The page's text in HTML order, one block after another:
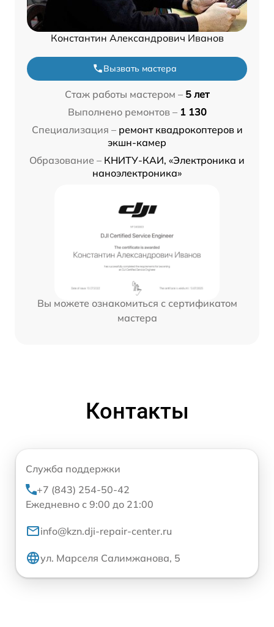
Константин Александрович Иванов
Вызвать мастера
Стаж работы мастером – 5 лет
Выполнено ремонтов – 1 130
Специализация – ремонт квадрокоптеров и
экшн-камер
Образование – КНИТУ-КАИ, «Электроника и
наноэлектроника»
Вы можете ознакомиться с сертификатом
мастера
Контакты
Служба поддержки
+7 (843) 254-50-42
Ежедневно с 9:00 до 21:00
info@kzn.dji-repair-center.ru
ул. Марселя Салимжанова, 5